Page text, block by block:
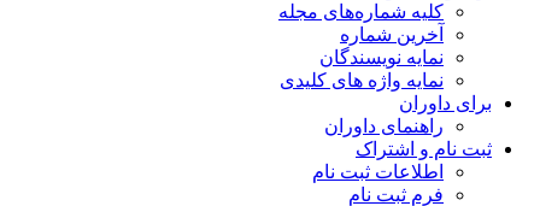
کلیه شماره‌های مجله
آخرین شماره
نمایه نویسندگان
نمایه واژه های کلیدی
برای داوران
راهنمای داوران
ثبت نام و اشتراک
اطلاعات ثبت نام
فرم ثبت نام